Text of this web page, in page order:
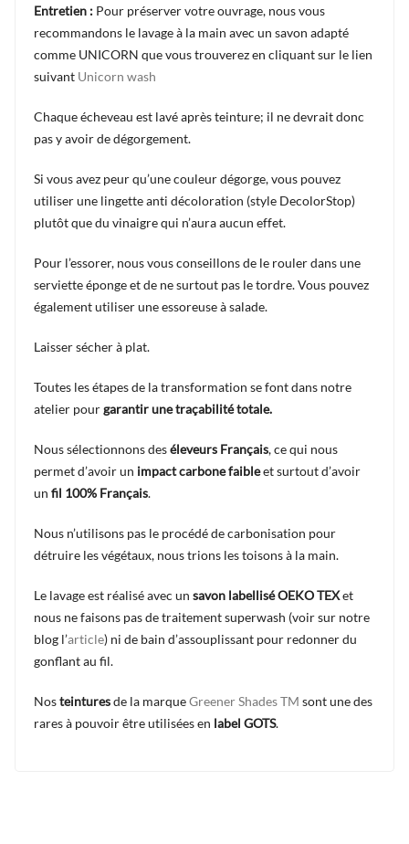
Entretien : Pour préserver votre ouvrage, nous vous
recommandons le lavage à la main avec un savon adapté
comme UNICORN que vous trouverez en cliquant sur le lien
suivant Unicorn wash
Chaque écheveau est lavé après teinture; il ne devrait donc
pas y avoir de dégorgement.
Si vous avez peur qu’une couleur dégorge, vous pouvez
utiliser une lingette anti décoloration (style DecolorStop)
plutôt que du vinaigre qui n’aura aucun effet.
Pour l’essorer, nous vous conseillons de le rouler dans une
serviette éponge et de ne surtout pas le tordre. Vous pouvez
également utiliser une essoreuse à salade.
Laisser sécher à plat.
Toutes les étapes de la transformation se font dans notre
atelier pourgarantir une traçabilité totale.
Nous sélectionnons deséleveurs Français, ce qui nous
permet d’avoir un impact carbone faibleet surtout d’avoir
un fil 100% Français.
Nous n’utilisons pas le procédé de carbonisation pour
détruire les végétaux, nous trions les toisons à la main.
Le lavage est réalisé avec un savon labellisé OEKO TEXet
nous ne faisons pas de traitement superwash (voir sur notre
blog l’article) ni de bain d’assouplissant pour redonner du
gonflant au fil.
Nosteinturesde la marqueGreener Shades TM sont une des
rares à pouvoir être utilisées en label GOTS.